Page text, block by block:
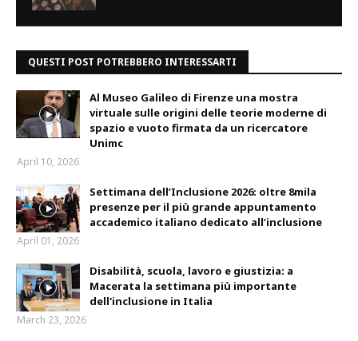
QUESTI POST POTREBBERO INTERESSARTI
Al Museo Galileo di Firenze una mostra
virtuale sulle origini delle teorie moderne di
spazio e vuoto firmata da un ricercatore
Unimc
April 10, 2026
Settimana dell’Inclusione 2026: oltre 8mila
presenze per il più grande appuntamento
accademico italiano dedicato all’inclusione
April 01, 2026
Disabilità, scuola, lavoro e giustizia: a
Macerata la settimana più importante
dell'inclusione in Italia
March 23, 2026